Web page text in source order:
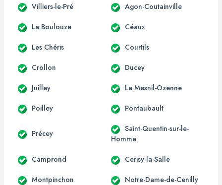
Villiers-le-Pré Agon-Coutainville
La Boulouze Céaux
Les Chéris Courtils
Crollon Ducey
Juilley Le Mesnil-Ozenne
Poilley Pontaubault
Précey
Saint-Quentin-sur-le-
Homme
Camprond Cerisy-la-Salle
Montpinchon Notre-Dame-de-Cenilly